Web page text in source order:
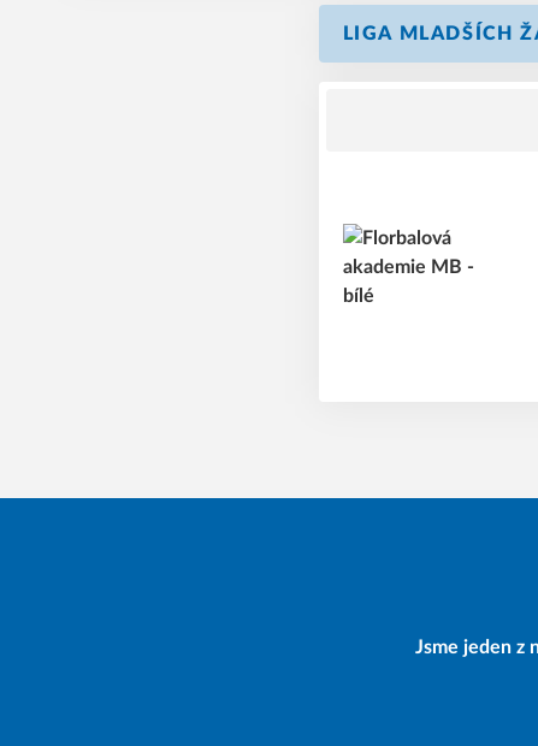
LIGA MLADŠÍCH
Jsme jeden z